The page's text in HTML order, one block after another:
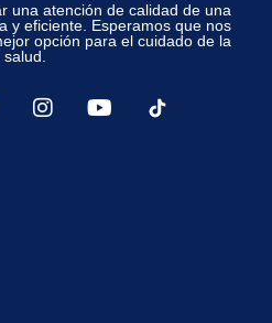
una atención de calidad de una
y eficiente. Esperamos que nos
opción para el cuidado de la
salud.